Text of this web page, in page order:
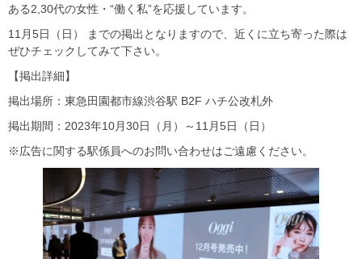
ある2,30代の女性・“働く私”を応援しています。
11月5日（日） までの掲出となりますので、近くに立ち寄った際は
ぜひチェックしてみて下さい。
【掲出詳細】
掲出場所：東急田園都市線渋谷駅 B2F ハチ公改札外
掲出期間：2023年10月30日（月）～11月5日（日）
※広告に関する駅係員へのお問い合わせはご遠慮ください。